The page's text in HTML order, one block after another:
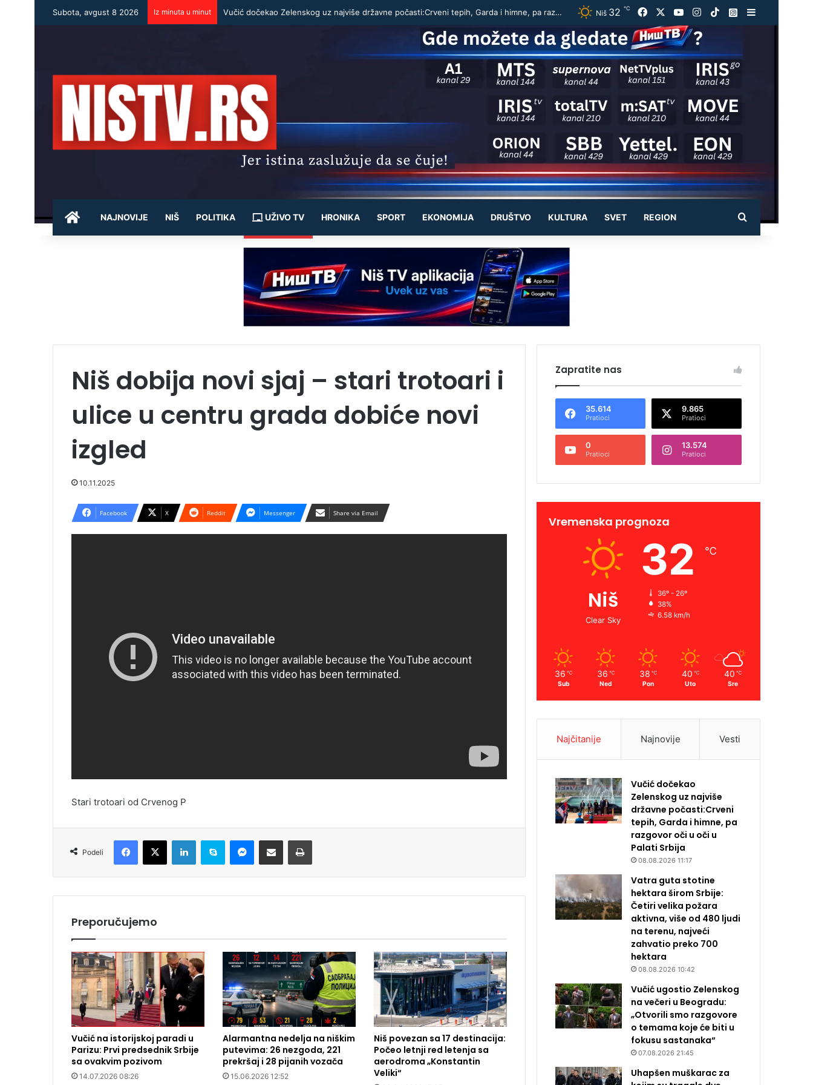
Subota, avgust 8 2026 Iz minuta u minut Vučić dočekao Zelenskog uz najviše državne počasti:Crveni tepih, Garda i himne, pa razgovor oči u oči u Palati Srbija Niš 32 ℃ Facebook YouTubeInstagram
TikTokInstagram
POČETNA
NAJNOVIJE NIŠ POLITIKA UŽIVO TV HRONIKA SPORT EKONOMIJA DRUŠTVO KULTURA SVET REGION Pretraži
Niš dobija novi sjaj – stari trotoari i
ulice u centru grada dobiće novi
izgled
10.11.2025
Facebook X Reddit Messenger Share via Email
Stari trotoari od Crvenog P
Podeli
Preporučujemo
Vučić na istorijskoj paradi u
Parizu: Prvi predsednik Srbije
sa ovakvim pozivom
14.07.2026 08:26
Alarmantna nedelja na niškim
putevima: 26 nezgoda, 221
prekršaj i 28 pijanih vozača
15.06.2026 12:52
Niš povezan sa 17 destinacija:
Počeo letnji red letenja sa
aerodroma „Konstantin
Veliki“
Zapratite nas
35.614
Pratioci
9.865
Pratioci
0
Pratioci
13.574
Pratioci
Vremenska prognoza
Niš
Clear Sky
32 ℃
36º - 26º
38%
6.58 km/h
36 ℃
Sub
36 ℃
Ned
38 ℃
Pon
40 ℃
Uto
40 ℃
Sre
Najčitanije Najnovije Vesti
Vučić dočekao
Zelenskog uz najviše
državne počasti:Crveni
tepih, Garda i himne, pa
razgovor oči u oči u
Palati Srbija
08.08.2026 11:17
Vatra guta stotine
hektara širom Srbije:
Četiri velika požara
aktivna, više od 480 ljudi
na terenu, najveći
zahvatio preko 700
hektara
08.08.2026 10:42
Vučić ugostio Zelenskog
na večeri u Beogradu:
„Otvorili smo razgovore
o temama koje će biti u
fokusu sastanaka“
07.08.2026 21:45
Uhapšen muškarac za